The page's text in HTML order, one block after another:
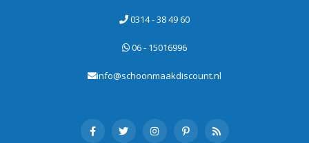
0314 - 38 49 60
06 - 15016996
info@schoonmaakdiscount.nl